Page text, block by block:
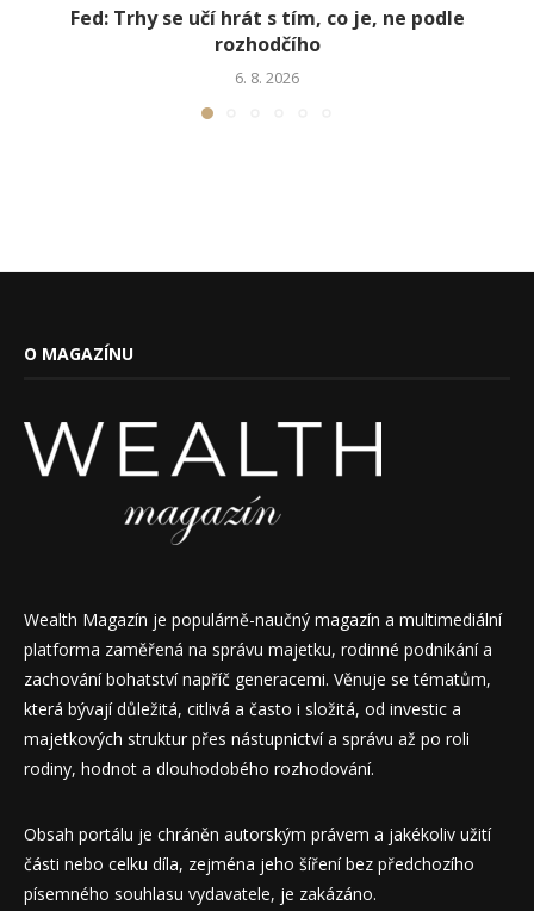
Fed: Trhy se učí hrát s tím, co je, ne podle
rozhodčího
6. 8. 2026
O MAGAZÍNU
Wealth Magazín je populárně-naučný magazín a multimediální
platforma zaměřená na správu majetku, rodinné podnikání a
zachování bohatství napříč generacemi. Věnuje se tématům,
která bývají důležitá, citlivá a často i složitá, od investic a
majetkových struktur přes nástupnictví a správu až po roli
rodiny, hodnot a dlouhodobého rozhodování.
Obsah portálu je chráněn autorským právem a jakékoliv užití
části nebo celku díla, zejména jeho šíření bez předchozího
písemného souhlasu vydavatele, je zakázáno.